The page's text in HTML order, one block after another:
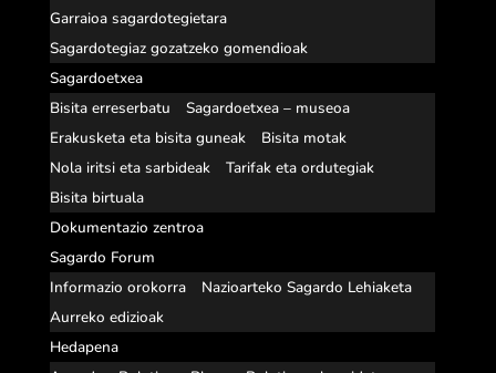
Garraioa sagardotegietara
Sagardotegiaz gozatzeko gomendioak
Sagardoetxea
Bisita erreserbatu
Sagardoetxea – museoa
Erakusketa eta bisita guneak
Bisita motak
Nola iritsi eta sarbideak
Tarifak eta ordutegiak
Bisita birtuala
Dokumentazio zentroa
Sagardo Forum
Informazio orokorra
Nazioarteko Sagardo Lehiaketa
Aurreko edizioak
Hedapena